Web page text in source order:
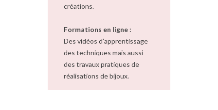
créations.
Formations en ligne :
Des vidéos d’apprentissage
des techniques mais aussi
des travaux pratiques de
réalisations de bijoux.